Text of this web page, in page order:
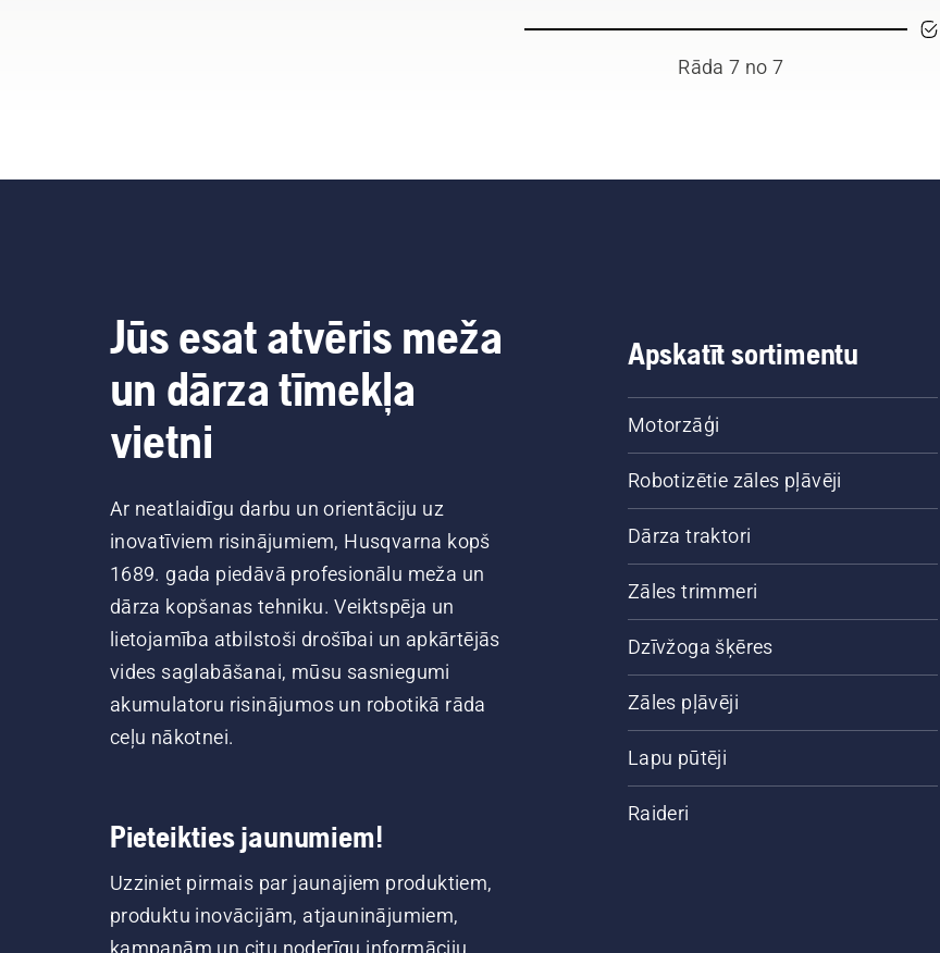
Rāda 7 no 7
Jūs esat atvēris meža
un dārza tīmekļa
vietni
Ar neatlaidīgu darbu un orientāciju uz
inovatīviem risinājumiem, Husqvarna kopš
1689. gada piedāvā profesionālu meža un
dārza kopšanas tehniku. Veiktspēja un
lietojamība atbilstoši drošībai un apkārtējās
vides saglabāšanai, mūsu sasniegumi
akumulatoru risinājumos un robotikā rāda
ceļu nākotnei.
Pieteikties jaunumiem!
Uzziniet pirmais par jaunajiem produktiem,
produktu inovācijām, atjauninājumiem,
kampaņām un citu noderīgu informāciju.
Apskatīt sortimentu
Motorzāģi
Robotizētie zāles pļāvēji
Dārza traktori
Zāles trimmeri
Dzīvžoga šķēres
Zāles pļāvēji
Lapu pūtēji
Raideri